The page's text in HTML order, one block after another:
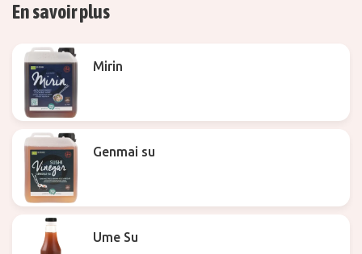
En savoir plus
Mirin
Genmai su
Ume Su